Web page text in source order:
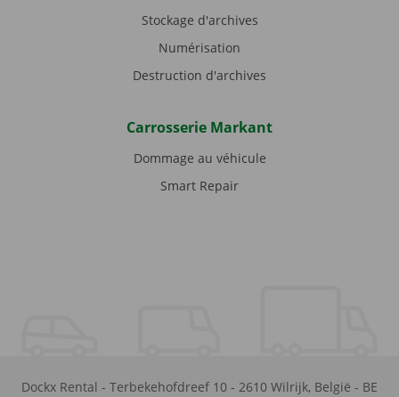
Stockage d'archives
Numérisation
Destruction d'archives
Carrosserie Markant
Dommage au véhicule
Smart Repair
Dockx Rental - Terbekehofdreef 10 - 2610 Wilrijk, België - BE